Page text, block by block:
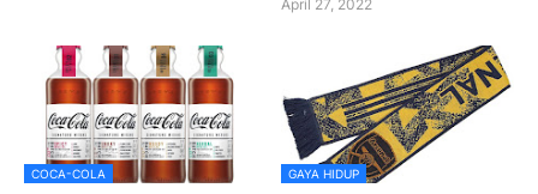
April 27, 2022
COCA-COLA GAYA HIDUP